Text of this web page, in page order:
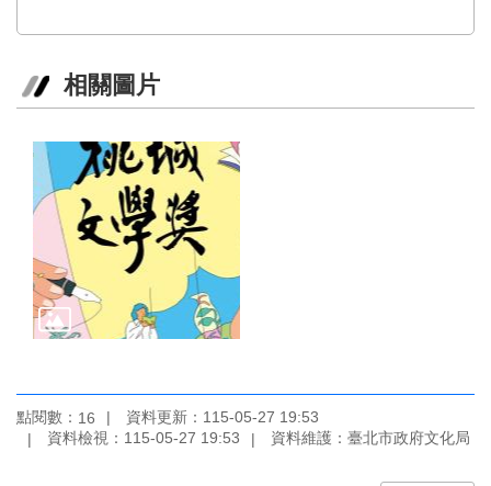
絡
資
專
回
首
網
站
導
相關圖片
點閱數： 16
資料更新：115-05-27 19:53
資料檢視：115-05-27 19:53
資料維護：臺北市政府文化局